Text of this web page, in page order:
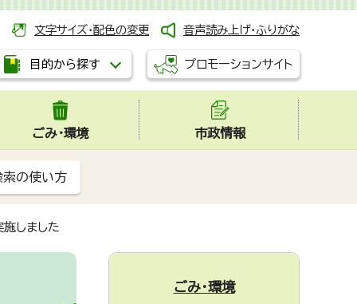
文字サイズ・配色の変更 音声読み上げ・ふりがな
目的から探す プロモーションサイト
ごみ・環境 市政情報
索の使い方
施しました
ごみ・環境